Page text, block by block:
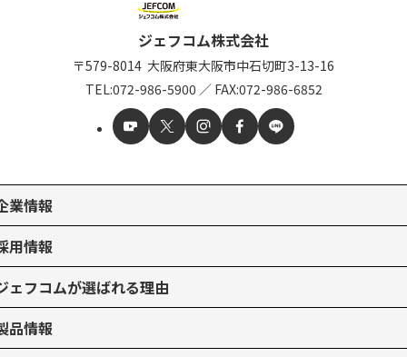
ジェフコム株式会社
〒579-8014 大阪府東大阪市中石切町3-13-16
TEL:072-986-5900 ／ FAX:072-986-6852
業情報
用情報
ェフコムが選ばれる理由
品情報